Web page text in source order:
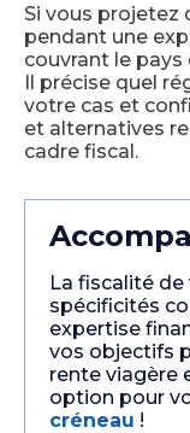
Si vous projetez
pendant une
couvrant le
Il précise quel
votre cas et
et alternatives
cadre fiscal.
La fiscalité
spécificités
expertise
vos objectifs
rente viagère
option pour
créneau !